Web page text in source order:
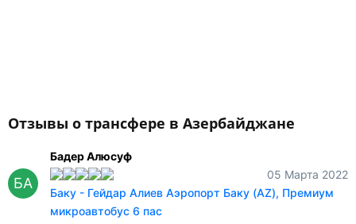
Отзывы о трансфере в Азербайджане
БА
Бадер Алюсуф
05 Марта 2022
Баку - Гейдар Алиев Аэропорт Баку (AZ), Премиум
микроавтобус 6 пас